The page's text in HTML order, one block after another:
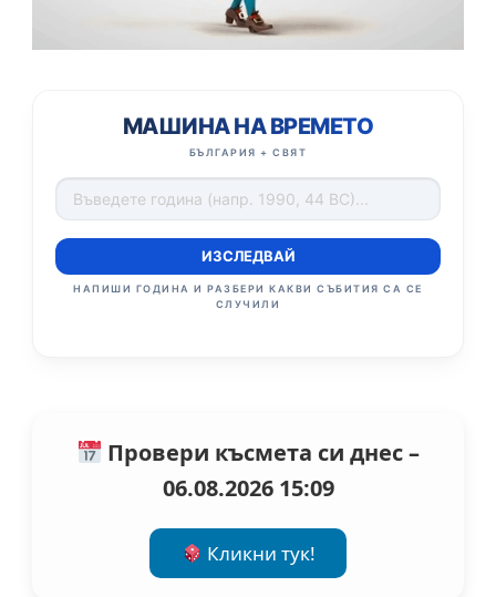
МАШИНА НА ВРЕМЕТО
БЪЛГАРИЯ + СВЯТ
ИЗСЛЕДВАЙ
НАПИШИ ГОДИНА И РАЗБЕРИ КАКВИ СЪБИТИЯ СА СЕ
СЛУЧИЛИ
Провери късмета си днес –
06.08.2026 15:09
Кликни тук!